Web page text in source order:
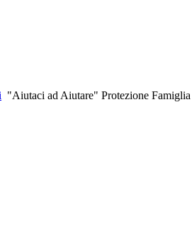
"Aiutaci ad Aiutare" Protezione Famiglia